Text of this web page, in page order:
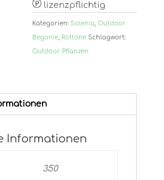
lizenzpflichtig
Kategorien:Solenia ,Outdoor
Begonie Rottöne Schlagwort:
Outdoor Pflanzen
Informationen
350